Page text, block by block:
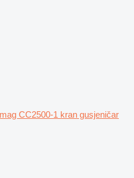
CC2500-1 kran gusjeničar